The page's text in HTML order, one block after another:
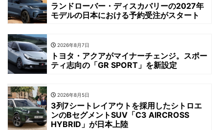
ランドローバー・ディスカバリーの2027年
モデルの日本における予約受注がスタート
2026年8月7日
トヨタ・アクアがマイナーチェンジ。スポー
ティ志向の「GR SPORT」を新設定
2026年8月5日
3列7シートレイアウトを採用したシトロエ
ンのBセグメントSUV「C3 AIRCROSS
HYBRID」が日本上陸